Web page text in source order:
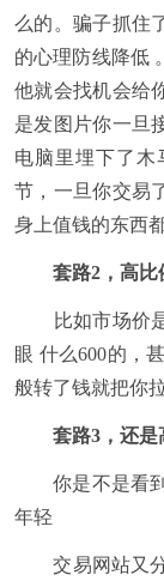
么的。骗子抓住
的心理防线降低
他就会找机会给
是发图片你一旦
电脑里埋下了木
节，一旦你交易
身上值钱的东西
套路2，高比
比如市场价是
眼 什么600的，
般转了钱就把你
套路3，还
你是不是看到
年轻
交易网站又分